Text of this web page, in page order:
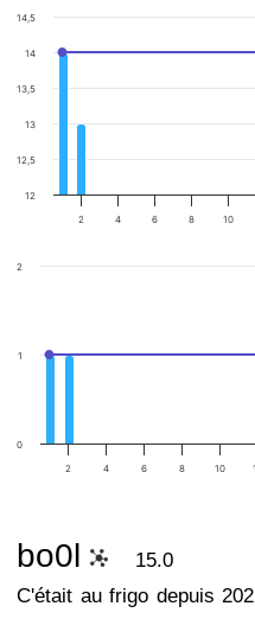
2 4 6 8 10
12
12,5
13
13,5
14
14,5
2 4 6 8 10
0
1
2
bo0l
15.0
C'était au frigo depuis